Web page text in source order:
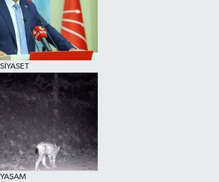
SİYASET
YAŞAM